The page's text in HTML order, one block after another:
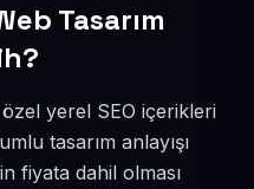
Tasarım
yerel SEO içerikleri
tasarım anlayışı
fiyata dahil olması